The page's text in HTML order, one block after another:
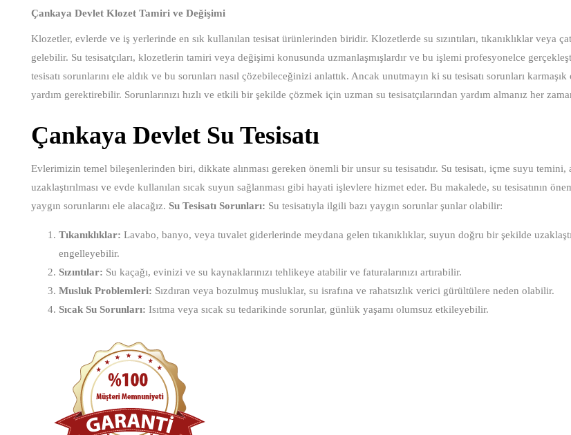
Çankaya Devlet Klozet Tamiri ve Değişimi
Klozetler, evlerde ve iş yerlerinde en sık kullanılan tesisat ürünlerinden biridir. Klozetlerde su sızıntıları, tıkanıklıklar veya
gelebilir. Su tesisatçıları, klozetlerin tamiri veya değişimi konusunda uzmanlaşmışlardır ve bu işlemi profesyonelce
tesisatı sorunlarını ele aldık ve bu sorunları nasıl çözebileceğinizi anlattık. Ancak unutmayın ki su tesisatı sorunları
yardım gerektirebilir. Sorunlarınızı hızlı ve etkili bir şekilde çözmek için uzman su tesisatçılarından yardım almanız her
Çankaya Devlet Su Tesisatı
Evlerimizin temel bileşenlerinden biri, dikkate alınması gereken önemli bir unsur su tesisatıdır. Su tesisatı, içme suyu temini,
uzaklaştırılması ve evde kullanılan sıcak suyun sağlanması gibi hayati işlevlere hizmet eder. Bu makalede, su tesisatının
yaygın sorunlarını ele alacağız. Su Tesisatı Sorunları: Su tesisatıyla ilgili bazı yaygın sorunlar şunlar olabilir:
Tıkanıklıklar: Lavabo, banyo, veya tuvalet giderlerinde meydana gelen tıkanıklıklar, suyun doğru bir şekilde
engelleyebilir.
Sızıntılar: Su kaçağı, evinizi ve su kaynaklarınızı tehlikeye atabilir ve faturalarınızı artırabilir.
Musluk Problemleri: Sızdıran veya bozulmuş musluklar, su israfına ve rahatsızlık verici gürültülere neden olabilir.
Sıcak Su Sorunları: Isıtma veya sıcak su tedarikinde sorunlar, günlük yaşamı olumsuz etkileyebilir.